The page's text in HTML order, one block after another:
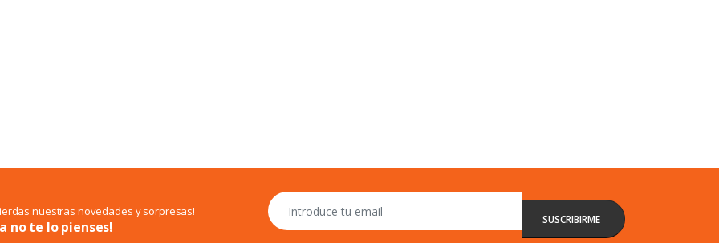
nuestras novedades y sorpresas!
no te lo pienses!